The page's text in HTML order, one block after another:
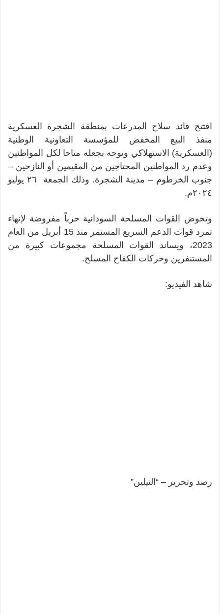
افتتح قائد سلاح المدرعات بمنطقة الشجرة العسكرية
منفذ البيع المخفض للمؤسسة التعاونية الوطنية
(العسكرية) الاستهلاكي ويوجه بجعله متاحا لكل المواطنين
وعدم رد المواطنين المحتاجين من المقيمين أو النازحين –
جنوب الخرطوم – مدينة الشجرة. وذلك الجمعة ٢٦ يوليو
٢٠٢٤م.
وتخوض القوات المسلحة السودانية حرباً مفروضة لإنهاء
تمرد قوات الدعم السريع المستمر منذ 15 أبريل من العام
2023، ويساند القوات المسلحة مجموعات كبيرة من
المستنفرين وحركات الكفاح المسلح.
شاهد الفيديو:
رصد وتحرير – “النيلين”